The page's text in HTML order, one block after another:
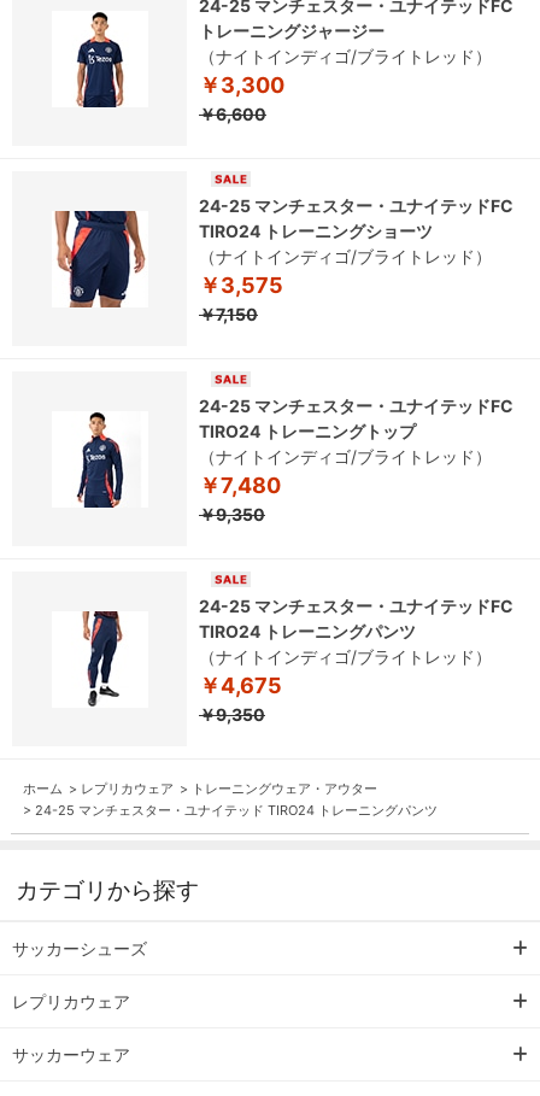
24-25 マンチェスター・ユナイテッドFC
トレーニングジャージー
（ナイトインディゴ/ブライトレッド）
￥3,300
￥6,600
24-25 マンチェスター・ユナイテッドFC
TIRO24 トレーニングショーツ
（ナイトインディゴ/ブライトレッド）
￥3,575
￥7,150
24-25 マンチェスター・ユナイテッドFC
TIRO24 トレーニングトップ
（ナイトインディゴ/ブライトレッド）
￥7,480
￥9,350
24-25 マンチェスター・ユナイテッドFC
TIRO24 トレーニングパンツ
（ナイトインディゴ/ブライトレッド）
￥4,675
￥9,350
ホーム > レプリカウェア > トレーニングウェア・アウター
> 24-25 マンチェスター・ユナイテッド TIRO24 トレーニングパンツ
カテゴリから探す
サッカーシューズ
レプリカウェア
サッカーウェア